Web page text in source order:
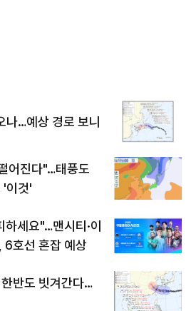
나…예상 경로 보니
어진다"…태풍도
'이것'
세요"…맨시티·이
6호선 혼잡 예상
반도 빗겨간다…